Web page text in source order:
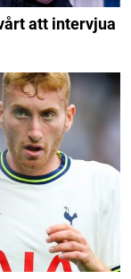
att intervjua